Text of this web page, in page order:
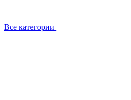
Все категории